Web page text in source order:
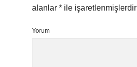
alanlar * ile işaretlenmişlerdir
Yorum